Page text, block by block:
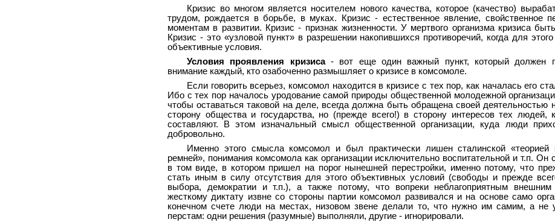
Кризис во многом является носителем нового качества, которое (качество)
трудом, рождается в борьбе, в муках. Кризис - естественное явление, свойственное
моментам в развитии. Кризис - признак жизненности. У мертвого организма кризиса
Кризис - это «узловой пункт» в разрешении накопившихся противоречий, когда для
объективные условия.
Условия проявления кризиса- вот еще один важный пункт, который должен
внимание каждый, кто озабоченно размышляет о кризисе в комсомоле.
Если говорить всерьез, комсомол находится в кризисе с тех пор, как началась его
Ибо с тех пор началось уродование самой природы общественной молодежной
чтобы оставаться таковой на деле, всегда должна быть обращена своей деятельностью
сторону общества и государства, но (прежде всего!) в сторону интересов тех людей,
составляют. В этом изначальный смысл общественной организации, куда люди
добровольно.
Именно этого смысла комсомол и был практически лишен сталинской «теорией
ремней», понимания комсомола как организации исключительно воспитательной и т.п. Он
в том виде, в котором пришел на порог нынешней перестройки, именно потому, что
стать иным в силу отсутствия для этого объективных условий (свободы и прежде
выбора, демократии и т.п.), а также потому, что вопреки неблагоприятным внешним
жесткому диктату извне со стороны партии комсомол развивался и на основе само
конечном счете люди на местах, низовом звене делали то, что нужно им самим, а не
перстам: одни решения (разумные) выполняли, другие - игнорировали.